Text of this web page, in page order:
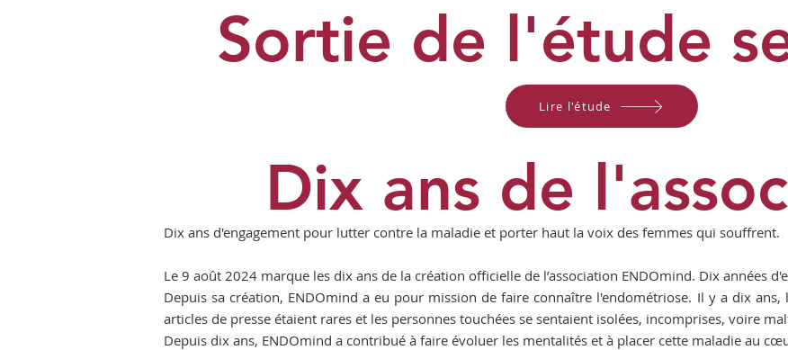
Sortie de l'étude
Lire l'étude
Dix ans d'engagement pour lutter contre la maladie et porter haut la voix des femmes qui souffrent.
Le 9 août 2024 marque les dix ans de la création officielle de l’association ENDOmind. Dix années
Depuis sa création, ENDOmind a eu pour mission de faire connaître l'endométriose. Il y a dix
articles de presse étaient rares et les personnes touchées se sentaient isolées, incomprises, voire
Depuis dix ans, ENDOmind a contribué à faire évoluer les mentalités et à placer cette maladie au
Dix ans de